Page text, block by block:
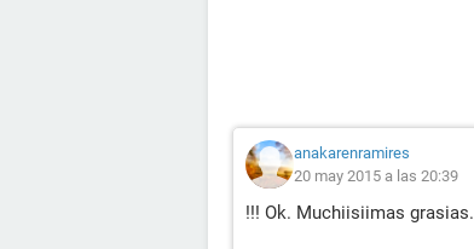
anakarenramires
20 may 2015 a las 20:39
!!! Ok. Muchiisiimas grasias.